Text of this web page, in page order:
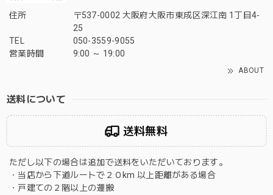
住所
〒537-0002 大阪府大阪市東成区深江南 1丁目4-
25
TEL
050-3559-9055
営業時間
9:00 ～ 19:00
ABOUT
送料について
送料無料
ただし以下の場合は追加で送料をいただいております。
・当店から下道ルートで２０km 以上距離がある場合
・戸建ての２階以上の運搬